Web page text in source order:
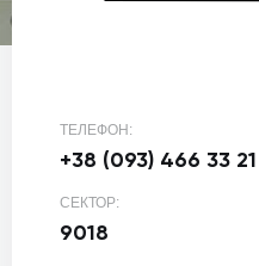
ТЕЛЕФОН:
+38 (093) 466 33 21
СЕКТОР:
9018